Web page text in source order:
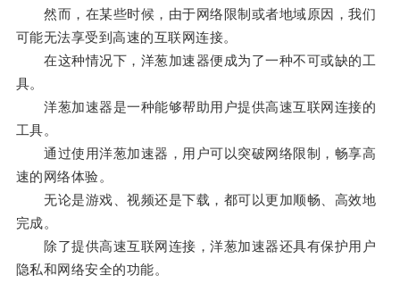
然而，在某些时候，由于网络限制或者地域原因，我们
可能无法享受到高速的互联网连接。
在这种情况下，洋葱加速器便成为了一种不可或缺的工
具。
洋葱加速器是一种能够帮助用户提供高速互联网连接的
工具。
通过使用洋葱加速器，用户可以突破网络限制，畅享高
速的网络体验。
无论是游戏、视频还是下载，都可以更加顺畅、高效地
完成。
除了提供高速互联网连接，洋葱加速器还具有保护用户
隐私和网络安全的功能。